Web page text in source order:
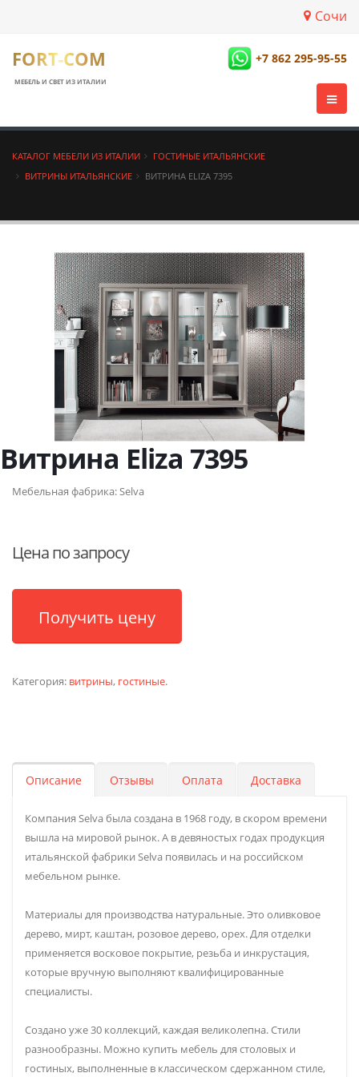
Сочи
FORT-COM
МЕБЕЛЬ И СВЕТ ИЗ ИТАЛИИ
+7 862 295-95-55
КАТАЛОГ МЕБЕЛИ ИЗ ИТАЛИИ
ГОСТИНЫЕ ИТАЛЬЯНСКИЕ
ВИТРИНЫ ИТАЛЬЯНСКИЕ
ВИТРИНА ELIZA 7395
Витрина Eliza 7395
Мебельная фабрика:Selva
Цена по запросу
Получить цену
Категория: витрины, гостиные.
Описание Отзывы Оплата Доставка
Компания Selva была создана в 1968 году, в скором времени
вышла на мировой рынок. А в девяностых годах продукция
итальянской фабрики Selva появилась и на российском
мебельном рынке.
Материалы для производства натуральные. Это оливковое
дерево, мирт, каштан, розовое дерево, орех. Для отделки
применяется восковое покрытие, резьба и инкрустация,
которые вручную выполняют квалифицированные
специалисты.
Создано уже 30 коллекций, каждая великолепна. Стили
разнообразны. Можно купить мебель для столовых и
гостиных, выполненные в классическом сдержанном стиле,